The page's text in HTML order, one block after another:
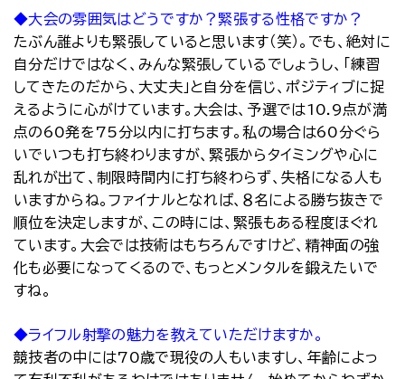
◆大会の雰囲気はどうですか？緊張する性格ですか？
たぶん誰よりも緊張していると思います（笑）。でも、絶対に
自分だけではなく、みんな緊張しているでしょうし、「練習
してきたのだから、大丈夫」と自分を信じ、ポジティブに捉
えるように心がけています。大会は、予選では10.9点が満
点の60発を75分以内に打ちます。私の場合は60分ぐら
いでいつも打ち終わりますが、緊張からタイミングや心に
乱れが出て、制限時間内に打ち終わらず、失格になる人も
いますからね。ファイナルとなれば、８名による勝ち抜きで
順位を決定しますが、この時には、緊張もある程度ほぐれ
ています。大会では技術はもちろんですけど、精神面の強
化も必要になってくるので、もっとメンタルを鍛えたいで
すね。
◆ライフル射撃の魅力を教えていただけますか。
競技者の中には70歳で現役の人もいますし、年齢によっ